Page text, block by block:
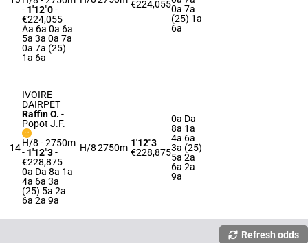
- 1'12"0-
€224,055
Aa 6a 0a 6a
5a 3a 0a 7a
0a 7a (25)
1a 6a
€224,0550a 7a
(25) 1a
6a
14
IVOIRE
DAIRPET
Raffin O. -
Popot J.F.
H/8 - 2750m
- 1'12"3-
€228,875
0a Da 8a 1a
4a 6a 3a
(25) 5a 2a
6a 2a 9a
H/82750m 1'12"3
€228,875
0a Da
8a 1a
4a 6a
3a (25)
5a 2a
6a 2a
9a
Refresh odds